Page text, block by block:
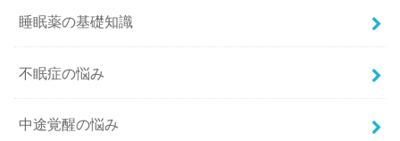
睡眠薬の基礎知識
不眠症の悩み
中途覚醒の悩み